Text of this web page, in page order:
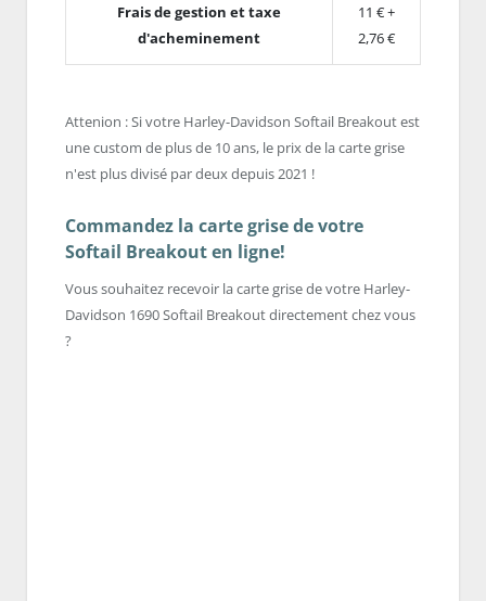
Frais de gestion et taxe
d'acheminement
11 € +
2,76 €
Attenion : Si votre Harley-Davidson Softail Breakout est
une custom de plus de 10 ans, le prix de la carte grise
n'est plus divisé par deux depuis 2021 !
Commandez la carte grise de votre
Softail Breakout en ligne!
Vous souhaitez recevoir la carte grise de votre Harley-
Davidson 1690 Softail Breakout directement chez vous
?